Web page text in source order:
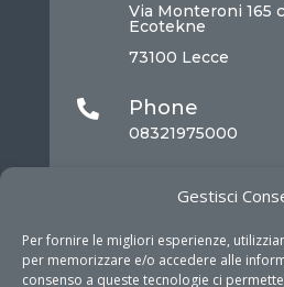
Gestisci
Per fornire le migliori esperienze,
per memorizzare e/o accedere alle
consenso a queste tecnologie ci
Via Monteroni 165
Ecotekne
73100 Lecce
 Phone
08321975000